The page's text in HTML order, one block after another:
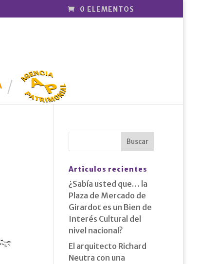
0 ELEMENTOS
AGENCIA
PATRIMONI
AL
Articulos recientes
¿Sabía usted que… la
Plaza de Mercado de
Girardot es un Bien de
Interés Cultural del
nivel nacional?
El arquitecto Richard
Neutra con una